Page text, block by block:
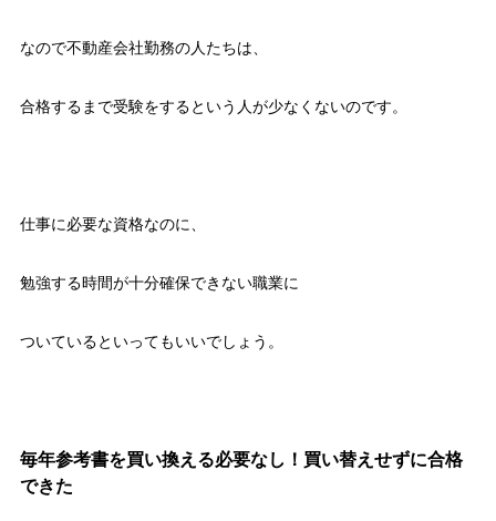
なので不動産会社勤務の人たちは、
合格するまで受験をするという人が少なくないのです。
仕事に必要な資格なのに、
勉強する時間が十分確保できない職業に
ついているといってもいいでしょう。
毎年参考書を買い換える必要なし！買い替えせずに合格
できた